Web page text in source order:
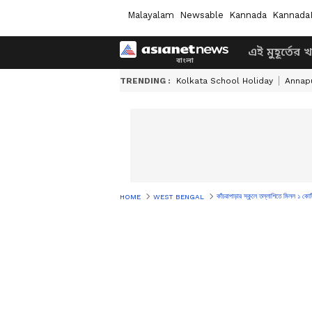
Malayalam Newsable Kannada
এই মুহূর্তের
TRENDING : Kolkata School Holiday
HOME WEST BENGAL কাঁচরাপাড়ার স্কুলে তল্লাশিতে মিলল ১